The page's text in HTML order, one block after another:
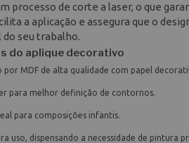
processo de corte a laser, o que
a aplicação e assegura que o
seu trabalho.
do aplique decorativo
MDF de alta qualidade com papel
para melhor definição de contornos.
para composições infantis.
uso, dispensando a necessidade de pintura